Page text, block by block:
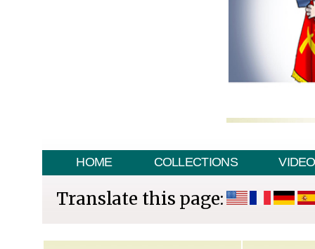
HOME COLLECTIONS VIDEO
Translate this page: